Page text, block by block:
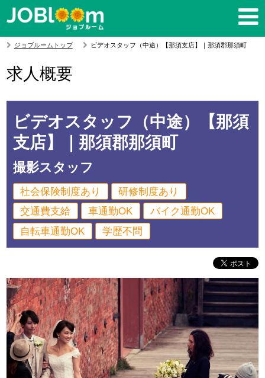
ジョブルームトップ ビデオスタッフ（中途）【那須支店】｜那須郡那須町
求人概要
ビデオスタッフ（中途）【那須
支店】｜那須郡那須町
撮影スタッフ
社会保険制度あり
研修制度あり
交通費支給
車通勤OK
バイク通勤OK
自転車通勤OK
学歴不問